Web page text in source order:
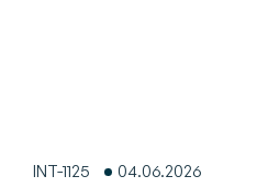
INT-1125 04.06.2026